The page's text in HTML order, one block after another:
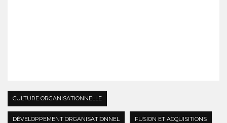
CULTURE ORGANISATIONNELLE
DÉVELOPPEMENT ORGANISATIONNEL FUSION ET ACQUISITIONS